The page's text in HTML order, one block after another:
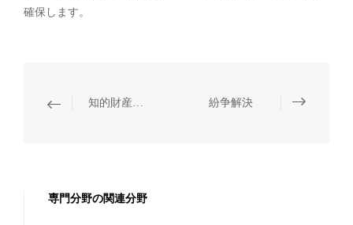
確保します。
知的財産権保護 紛争解決
専門分野の関連分野